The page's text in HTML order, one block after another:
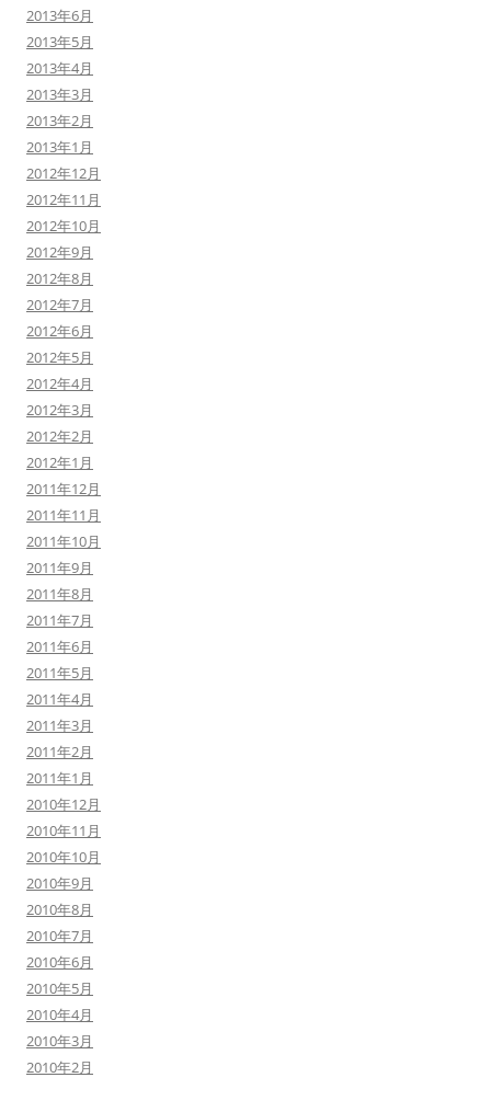
2013年6月
2013年5月
2013年4月
2013年3月
2013年2月
2013年1月
2012年12月
2012年11月
2012年10月
2012年9月
2012年8月
2012年7月
2012年6月
2012年5月
2012年4月
2012年3月
2012年2月
2012年1月
2011年12月
2011年11月
2011年10月
2011年9月
2011年8月
2011年7月
2011年6月
2011年5月
2011年4月
2011年3月
2011年2月
2011年1月
2010年12月
2010年11月
2010年10月
2010年9月
2010年8月
2010年7月
2010年6月
2010年5月
2010年4月
2010年3月
2010年2月